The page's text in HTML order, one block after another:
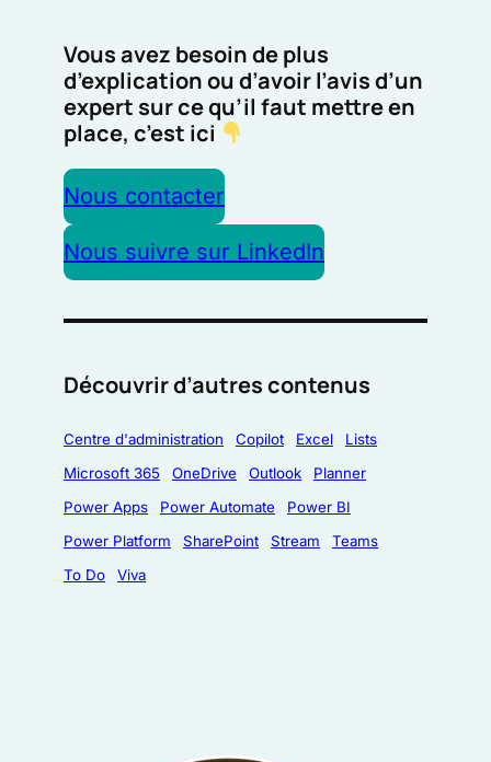
Vous avez besoin de plus
d’explication ou d’avoir l’avis d’un
expert sur ce qu’il faut mettre en
place, c’est ici
Nous contacter
Nous suivre sur LinkedIn
Découvrir d’autres contenus
Centre d'administration Copilot Excel
Lists
Microsoft 365
OneDrive Outlook
Planner
Power Apps
Power Automate
Power BI
Power Platform
SharePoint Stream
Teams
To Do
Viva